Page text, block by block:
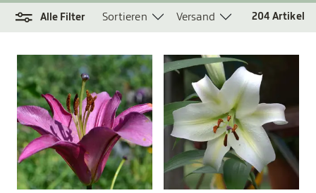
Alle Filter Sortieren Versand 204 Artikel